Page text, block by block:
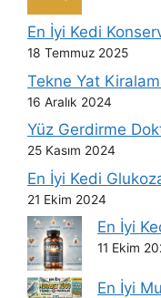
En İyi Kedi
18 Temmuz 2025
Tekne Yat
16 Aralık 2024
Yüz Gerdirme
25 Kasım 2024
En İyi Kedi
21 Ekim 2024
En İyi
11 Ekim
En İyi